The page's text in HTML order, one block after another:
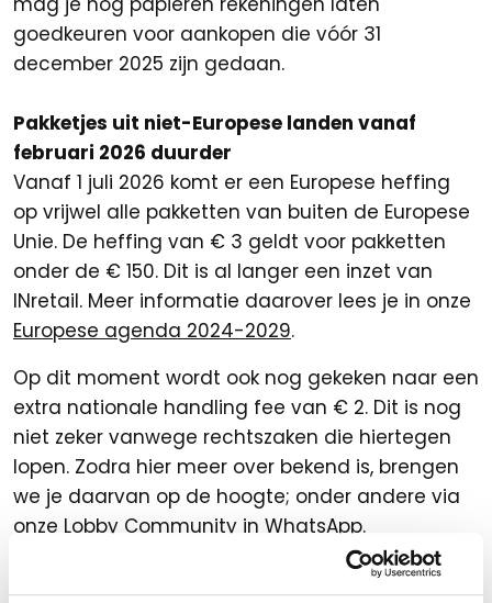
goedkeuren voor aankopen die vóór 31
december 2025 zijn gedaan.
Pakketjes uit niet-Europese landen vanaf
februari 2026 duurder
Vanaf 1 juli 2026 komt er een Europese heffing
op vrijwel alle pakketten van buiten de Europese
Unie. De heffing van € 3 geldt voor pakketten
onder de € 150. Dit is al langer een inzet van
INretail. Meer informatie daarover lees je in onze
Europese agenda 2024-2029.
Op dit moment wordt ook nog gekeken naar een
extra nationale handling fee van € 2. Dit is nog
niet zeker vanwege rechtszaken die hiertegen
lopen. Zodra hier meer over bekend is, brengen
we je daarvan op de hoogte; onder andere via
onze Lobby Community in WhatsApp.